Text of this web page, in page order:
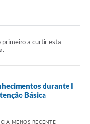
primeiro a curtir esta
durante I
Básica
MENOS RECENTE